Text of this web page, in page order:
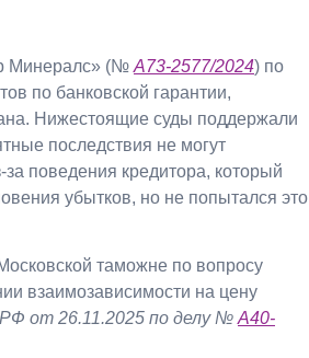
Минералс» (№ А73-2577/2024) по
по банковской гарантии,
Нижестоящие суды поддержали
последствия не могут
за поведения кредитора, который
убытков, но не попытался это
таможне по вопросу
взаимозависимости на цену
от 26.11.2025 по делу № А40-